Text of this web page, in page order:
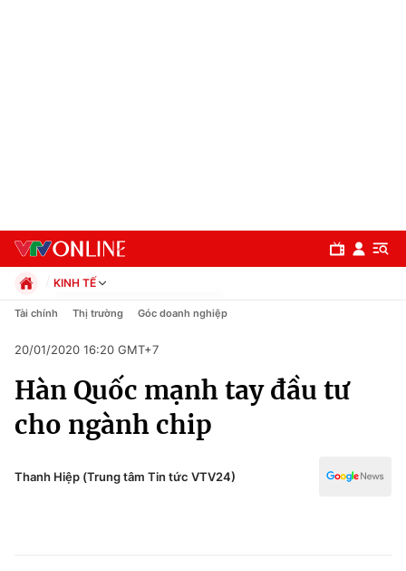
Chuyên mục
Chính trị
KINH TẾ
Chính trị
Pháp luật
Kinh tế
Thể thao
Truyền hình
Y tế
Tài chính Thị trường Góc doanh nghiệp
20/01/2020 16:20 GMT+7
Hàn Quốc mạnh tay đầu tư
cho ngành chip
Thanh Hiệp (Trung tâm Tin tức VTV24)